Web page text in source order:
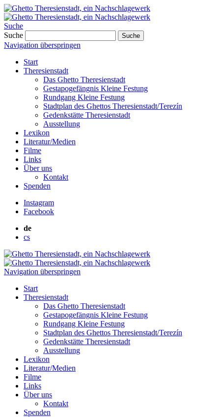
Suche
Suche
Suche
Navigation überspringen
Start
Theresienstadt
Das Ghetto Theresienstadt
Gestapogefängnis Kleine Festung
Rundgang Kleine Festung
Stadtplan des Ghettos Theresienstadt/Terezín
Gedenkstätte Theresienstadt
Ausstellung
Lexikon
Literatur/Medien
Filme
Links
Über uns
Kontakt
Spenden
Instagram
Facebook
de
cs
Navigation überspringen
Start
Theresienstadt
Das Ghetto Theresienstadt
Gestapogefängnis Kleine Festung
Rundgang Kleine Festung
Stadtplan des Ghettos Theresienstadt/Terezín
Gedenkstätte Theresienstadt
Ausstellung
Lexikon
Literatur/Medien
Filme
Links
Über uns
Kontakt
Spenden